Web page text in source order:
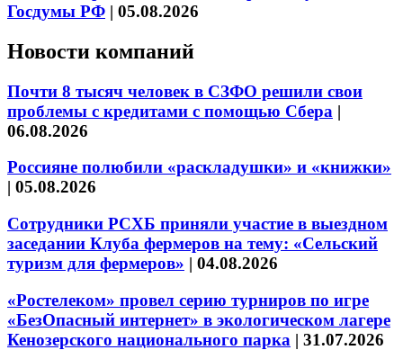
Госдумы РФ | 05.08.2026
Новости компаний
Почти 8 тысяч человек в СЗФО решили свои
проблемы с кредитами с помощью Сбера |
06.08.2026
Россияне полюбили «раскладушки» и «книжки»
| 05.08.2026
Сотрудники РСХБ приняли участие в выездном
заседании Клуба фермеров на тему: «Сельский
туризм для фермеров» | 04.08.2026
«Ростелеком» провел серию турниров по игре
«БезОпасный интернет» в экологическом лагере
Кенозерского национального парка | 31.07.2026